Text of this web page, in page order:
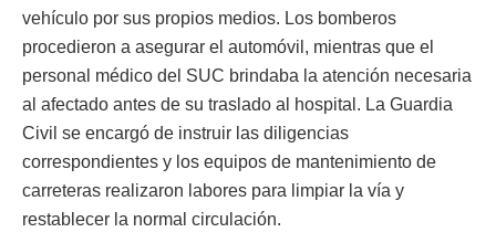
vehículo por sus propios medios. Los bomberos
procedieron a asegurar el automóvil, mientras que el
personal médico del SUC brindaba la atención necesaria
al afectado antes de su traslado al hospital. La Guardia
Civil se encargó de instruir las diligencias
correspondientes y los equipos de mantenimiento de
carreteras realizaron labores para limpiar la vía y
restablecer la normal circulación.